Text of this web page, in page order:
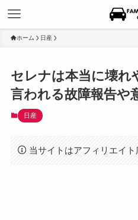
ホーム 日産
セレナは本当に壊れ
言われる故障報告や
日産
当サイトはアフィリエイト